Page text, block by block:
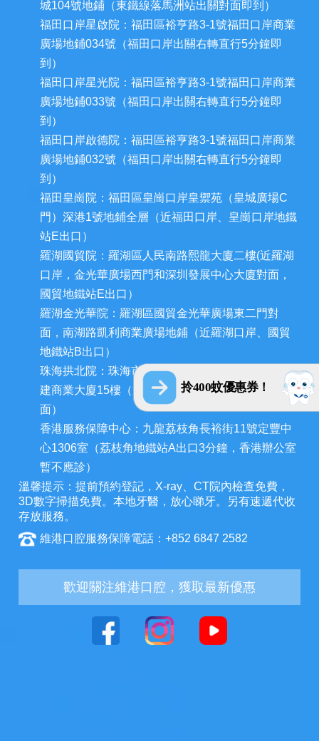
拎400蚊優惠券！
城104號地鋪（東鐵線落馬洲站出關對面即到）
福田口岸星啟院：福田區裕亨路3-1號福田口岸商業
廣場地鋪034號（福田口岸出關右轉直行5分鐘即
到）
福田口岸星光院：福田區裕亨路3-1號福田口岸商業
廣場地鋪033號（福田口岸出關右轉直行5分鐘即
到）
福田口岸啟德院：福田區裕亨路3-1號福田口岸商業
廣場地鋪032號（福田口岸出關右轉直行5分鐘即
到）
福田皇崗院：福田區皇崗口岸皇禦苑（皇城廣場C
門）深港1號地鋪全層（近福田口岸、皇崗口岸地鐵
站E出口）
羅湖國貿院：羅湖區人民南路熙龍大廈二樓(近羅湖
口岸，金光華廣場西門和深圳發展中心大廈對面，
國貿地鐵站E出口）
羅湖金光華院：羅湖區國貿金光華廣場東二門對
面，南湖路凱利商業廣場地鋪（近羅湖口岸、國貿
地鐵站B出口）
珠海拱北院：珠海市香洲區拱北迎賓南路1155號中
建商業大廈15樓（近拱北口岸，迎賓百貨廣場對
面）
香港服務保障中心：九龍荔枝角長裕街11號定豐中
心1306室（荔枝角地鐵站A出口3分鐘，香港辦公室
暫不應診）
溫馨提示：提前預約登記，X-ray、CT院內檢查免費，
3D數字掃描免費。本地牙醫，放心睇牙。另有速遞代收
存放服務。
維港口腔服務保障電話：+852 6847 2582
歡迎關注維港口腔，獲取最新優惠